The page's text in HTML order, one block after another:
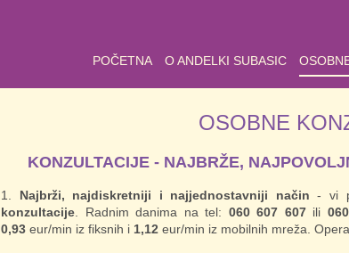
POČETNA O ANDELKI SUBASIC
OSOBNE
KONZULTACIJE - NAJBRŽE,
Najbrži, najdiskretniji i najjednostavniji način - vi
konzultacije . Radnim danima na tel: 060 607 607ili
0,93 eur/min iz fiksnih i 1,12 eur/min iz mobilnih mreža.